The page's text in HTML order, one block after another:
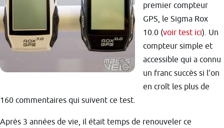
premier compteur
GPS, le Sigma Rox
10.0 (voir test ici). Un
compteur simple et
accessible qui a connu
un franc succès si l'on
en croît les plus de
160 commentaires qui suivent ce test.
Après 3 années de vie, il était temps de renouveler ce